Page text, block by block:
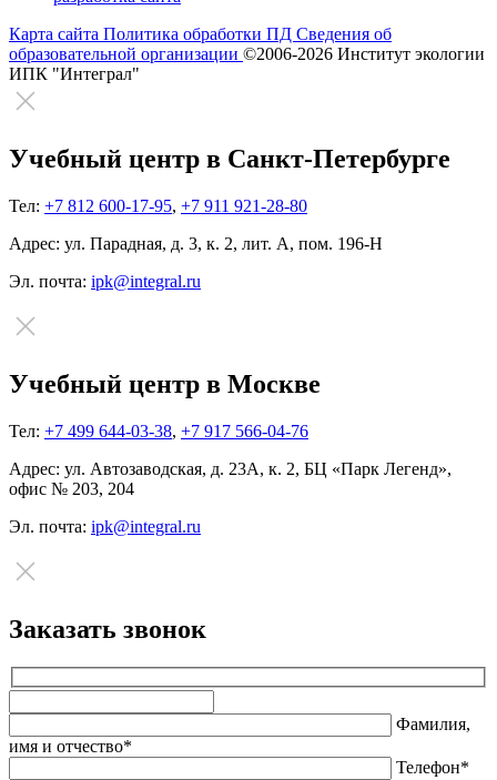
Карта сайта Политика обработки ПД Сведения об
образовательной организации ©2006-2026 Институт экологии
ИПК "Интеграл"
Учебный центр в Санкт-Петербурге
Тел: +7 812 600-17-95, +7 911 921-28-80
Адрес: ул. Парадная, д. 3, к. 2, лит. А, пом. 196-Н
Эл. почта: ipk@integral.ru
Учебный центр в Москве
Тел: +7 499 644-03-38, +7 917 566-04-76
Адрес: ул. Автозаводская, д. 23А, к. 2, БЦ «Парк Легенд»,
офис № 203, 204
Эл. почта: ipk@integral.ru
Заказать звонок
это
поле
пустым.
Фамилия,
имя и отчество*
Телефон*